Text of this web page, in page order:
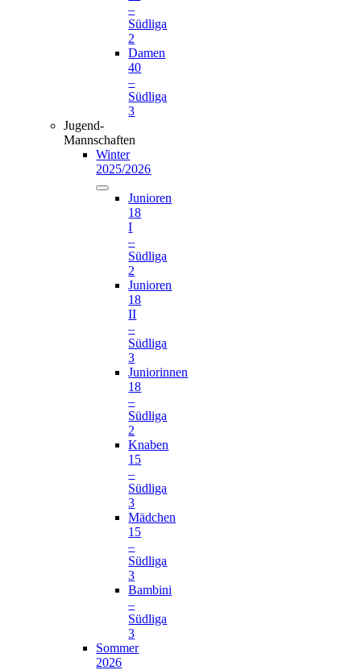
–
Südliga
2
Damen
40
–
Südliga
3
Jugend-
Mannschaften
Winter
2025/2026
Junioren
18
I
–
Südliga
2
Junioren
18
II
–
Südliga
3
Juniorinnen
18
–
Südliga
2
Knaben
15
–
Südliga
3
Mädchen
15
–
Südliga
3
Bambini
–
Südliga
3
Sommer
2026